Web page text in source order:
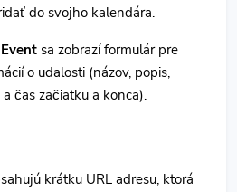
do svojho kalendára.
Event sa zobrazí formulár pre
o udalosti (názov, popis,
čas začiatku a konca).
krátku URL adresu, ktorá